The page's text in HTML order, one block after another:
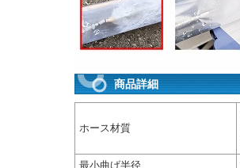
商品詳細
ホース材質
最小曲げ半径